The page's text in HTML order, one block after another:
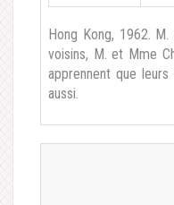
Hong Kong, 1962.
voisins, M. et Mme
apprennent que
aussi.